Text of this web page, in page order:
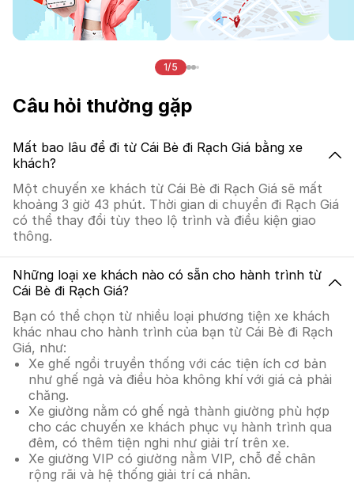
1/5
Câu hỏi thường gặp
Mất bao lâu để đi từ Cái Bè đi Rạch Giá bằng xe
khách?
Một chuyến xe khách từ Cái Bè đi Rạch Giá sẽ mất
khoảng 3 giờ 43 phút. Thời gian di chuyển đi Rạch Giá
có thể thay đổi tùy theo lộ trình và điều kiện giao
thông.
Những loại xe khách nào có sẵn cho hành trình từ
Cái Bè đi Rạch Giá?
Bạn có thể chọn từ nhiều loại phương tiện xe khách
khác nhau cho hành trình của bạn từ Cái Bè đi Rạch
Giá, như:
Xe ghế ngồi truyền thống với các tiện ích cơ bản
như ghế ngả và điều hòa không khí với giá cả phải
chăng.
Xe giường nằm có ghế ngả thành giường phù hợp
cho các chuyến xe khách phục vụ hành trình qua
đêm, có thêm tiện nghi như giải trí trên xe.
Xe giường VIP có giường nằm VIP, chỗ để chân
rộng rãi và hệ thống giải trí cá nhân.